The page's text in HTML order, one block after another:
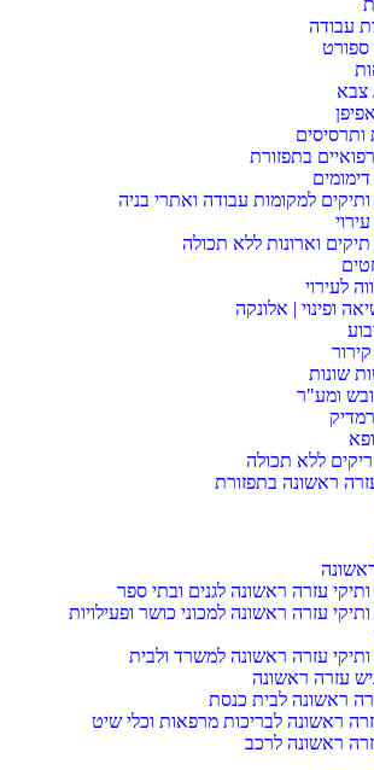
עבודה
ספורט
צבא
בתפזורת
למקומות עבודה ואתרי בניה
וארונות ללא תכולה
לעירוי
ופינוי | אלונקה
שונות
ומע"ר
ללא תכולה
ראשונה בתפזורת
עזרה ראשונה לגנים ובתי ספר
עזרה ראשונה למכוני כושר ופעילויות
עזרה ראשונה למשרד ולבית
עזרה ראשונה
ראשונה לבית כנסת
ראשונה לבריכות מרפאות וכלי שיט
ראשונה לרכב